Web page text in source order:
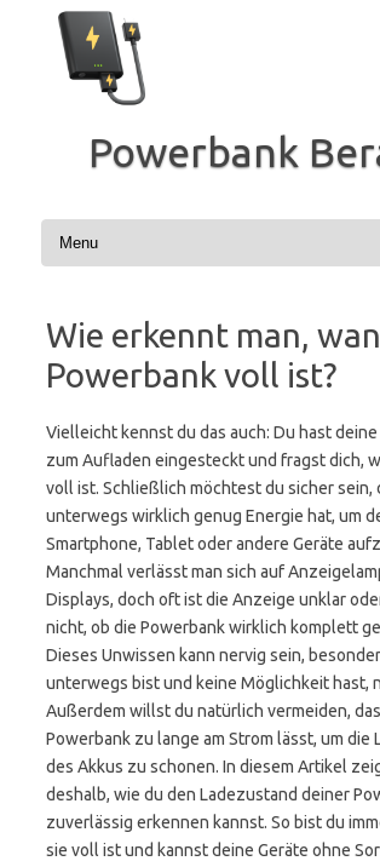
Inhalt
springen
Powerbank
Wie erkennt man,
Powerbank voll ist?
Vielleicht kennst du das auch: Du hast
zum Aufladen eingesteckt und fragst dich,
voll ist. Schließlich möchtest du sicher sein,
unterwegs wirklich genug Energie hat, um
Smartphone, Tablet oder andere Geräte
Manchmal verlässt man sich auf
Displays, doch oft ist die Anzeige unklar
nicht, ob die Powerbank wirklich komplett
Dieses Unwissen kann nervig sein,
unterwegs bist und keine Möglichkeit hast,
Außerdem willst du natürlich vermeiden,
Powerbank zu lange am Strom lässt, um die
des Akkus zu schonen. In diesem Artikel
deshalb, wie du den Ladezustand deiner
zuverlässig erkennen kannst. So bist du
sie voll ist und kannst deine Geräte ohne